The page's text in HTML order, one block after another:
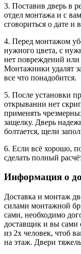
3. Поставив дверь в
отдел монтажа и с
сговориться о дате и
4. Перед монтажом
нужного цвета, с
нет повреждений или
Монтажники удалят
все что понадобится.
5. После установки
открывании нет
применять
защелку. Дверь
болтается, щели
6. Если всё хорошо,
сделать полный
Информация о
Доставка и монтаж
силами монтажной
сами, необходимо
доставщик и вы сами
из 2х человек, чтоб
на этаж. Двери